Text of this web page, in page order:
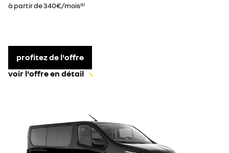
à partir de 340€/mois(3)
profitez de l'offre
voir l'offre en détail